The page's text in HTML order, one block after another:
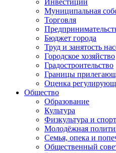
Инвестиции
Муниципальная
Торговля
Бюджет города
Труд и занятость
Городское хозяйство
Градостроительство
Границы
Оценка
Общество
Образование
Культура
Физкультура и спорт
Молодёжная
Семья, опека и
Общественный